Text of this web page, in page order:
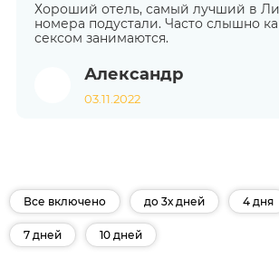
Хороший отель, самый лучший в
номера подустали. Часто слышно
сексом занимаются.
Александр
03.11.2022
Все включено до 3х дней 4 дня
7 дней 10 дней